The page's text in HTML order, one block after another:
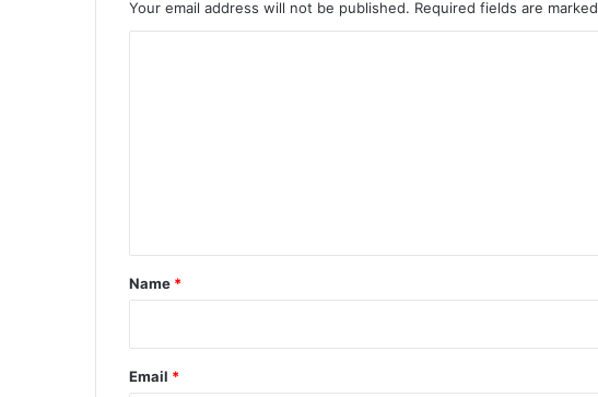
Your email address will not be published. Required fields are marked
*
Name *
Email *